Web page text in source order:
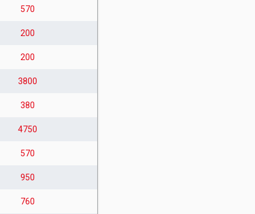
570
200
200
3800
380
4750
570
950
760